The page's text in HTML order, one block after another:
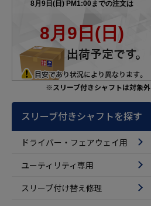
※スリーブ付きシャフトは対象外
スリーブ付きシャフトを探す
ドライバー・フェアウェイ用
ユーティリティ専用
スリーブ付け替え修理